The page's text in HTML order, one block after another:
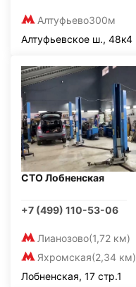
Алтуфьево300м
Алтуфьевское ш., 48к4
СТО Лобненская
+7 (499) 110-53-06
Лианозово(1,72 км)
Яхромская(2,34 км)
Лобненская, 17 стр.1